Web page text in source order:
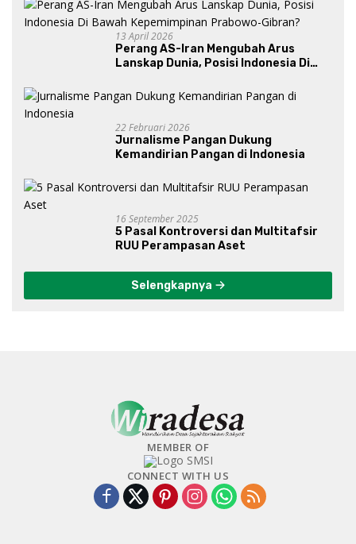
13 April 2026
Perang AS-Iran Mengubah Arus
Lanskap Dunia, Posisi Indonesia Di
Gibran?
22 Februari 2026
Jurnalisme Pangan Dukung
Kemandirian Pangan di Indonesia
16 September 2025
5 Pasal Kontroversi dan Multitafsir
RUU Perampasan Aset
Selengkapnya
MEMBER OF
CONNECT WITH US